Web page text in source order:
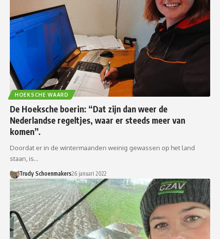
HOEKSCHE WAARD
De Hoeksche boerin: “Dat zijn dan weer de
Nederlandse regeltjes, waar er steeds meer van
komen”.
Doordat er in de wintermaanden weinig gewassen op het land
staan, is…
Trudy Schoenmakers26 januari 2022